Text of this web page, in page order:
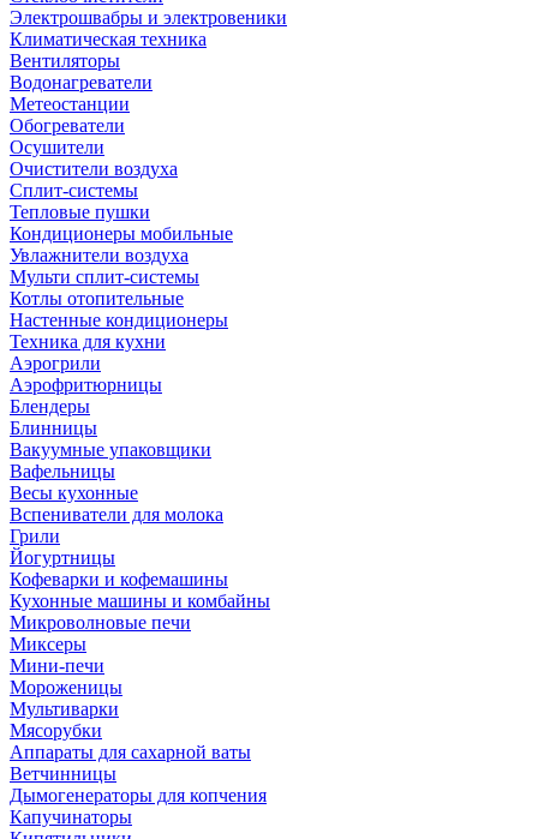
Электрошвабры и электровеники
Климатическая техника
Вентиляторы
Водонагреватели
Метеостанции
Обогреватели
Осушители
Очистители воздуха
Сплит-системы
Тепловые пушки
Кондиционеры мобильные
Увлажнители воздуха
Мульти сплит-системы
Котлы отопительные
Настенные кондиционеры
Техника для кухни
Аэрогрили
Аэрофритюрницы
Блендеры
Блинницы
Вакуумные упаковщики
Вафельницы
Весы кухонные
Вспениватели для молока
Грили
Йогуртницы
Кофеварки и кофемашины
Кухонные машины и комбайны
Микроволновые печи
Миксеры
Мини-печи
Мороженицы
Мультиварки
Мясорубки
Аппараты для сахарной ваты
Ветчинницы
Дымогенераторы для копчения
Капучинаторы